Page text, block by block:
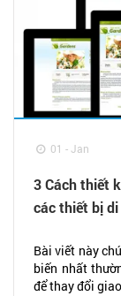
01 - Jan
3 Cách thiết
các thiết bị
Bài viết này
biến nhất
để thay đổi